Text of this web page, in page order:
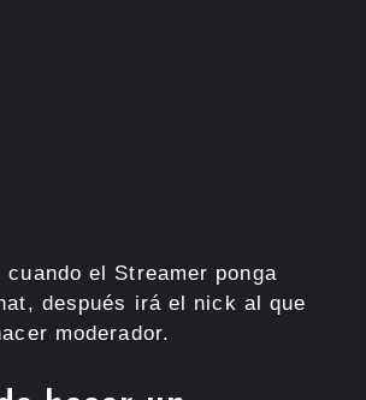
cuando el Streamer ponga
después irá el nick al que
moderador.